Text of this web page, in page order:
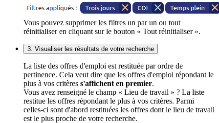
Vous pouvez supprimer les filtres un par un ou tout
réinitialiser en cliquant sur le bouton « Tout réinitialiser ».
3. Visualiser les résultats de votre recherche
La liste des offres d'emploi est restituée par ordre de
pertinence. Cela veut dire que les offres d'emploi répondant le
plus à vos critères s'affichent en premier.
Vous avez renseigné le champ « Lieu de travail » ? La liste
restitue les offres répondant le plus à vos critères. Parmi
celles-ci sont d'abord restituées les offres dont le lieu de travail
est le plus proche de votre recherche.